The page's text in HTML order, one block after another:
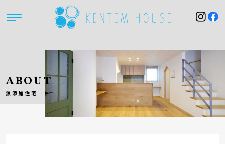
ABOUT
無添加住宅